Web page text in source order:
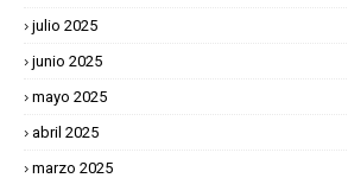
julio 2025
junio 2025
mayo 2025
abril 2025
marzo 2025